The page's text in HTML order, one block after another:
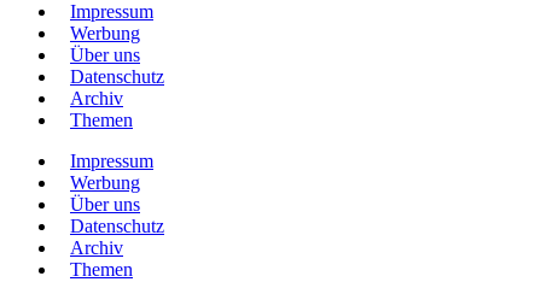
Impressum
Werbung
Über uns
Datenschutz
Archiv
Themen
Impressum
Werbung
Über uns
Datenschutz
Archiv
Themen